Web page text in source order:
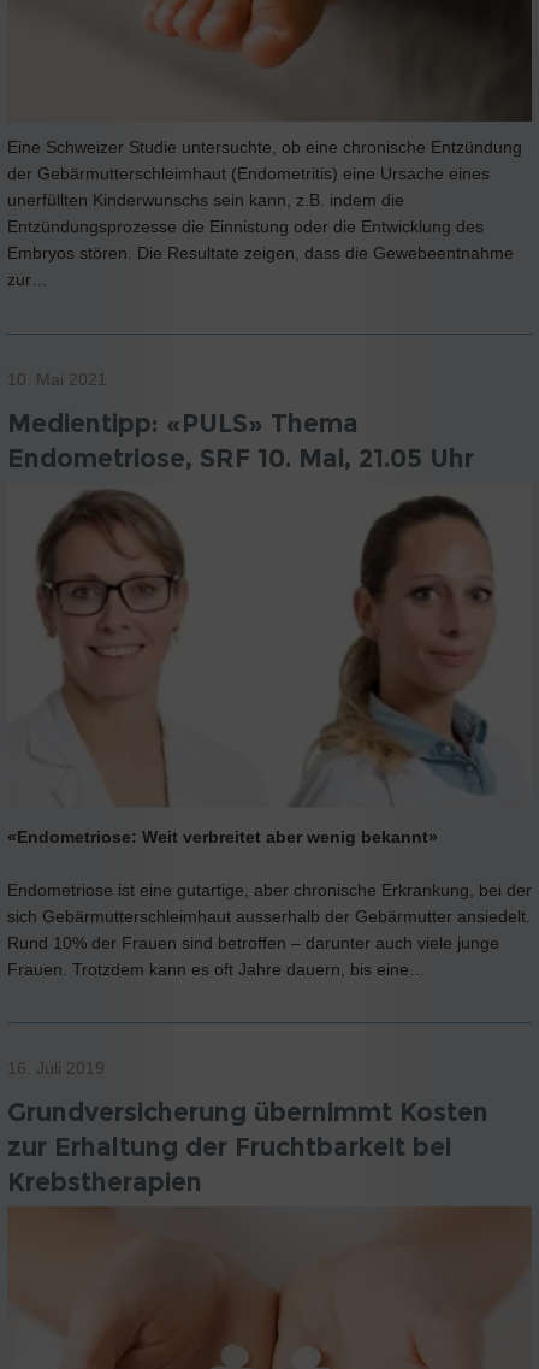
Eine Schweizer Studie untersuchte, ob eine chronische Entzündung
der Gebärmutterschleimhaut (Endometritis) eine Ursache eines
unerfüllten Kinderwunschs sein kann, z.B. indem die
Entzündungsprozesse die Einnistung oder die Entwicklung des
Embryos stören. Die Resultate zeigen, dass die Gewebeentnahme
zur…
10. Mai 2021
Medientipp: «PULS» Thema
Endometriose, SRF 10. Mai, 21.05 Uhr
«Endometriose: Weit verbreitet aber wenig bekannt»
Endometriose ist eine gutartige, aber chronische Erkrankung, bei der
sich Gebärmutterschleimhaut ausserhalb der Gebärmutter ansiedelt.
Rund 10% der Frauen sind betroffen – darunter auch viele junge
Frauen. Trotzdem kann es oft Jahre dauern, bis eine…
16. Juli 2019
Grundversicherung übernimmt Kosten
zur Erhaltung der Fruchtbarkeit bei
Krebstherapien